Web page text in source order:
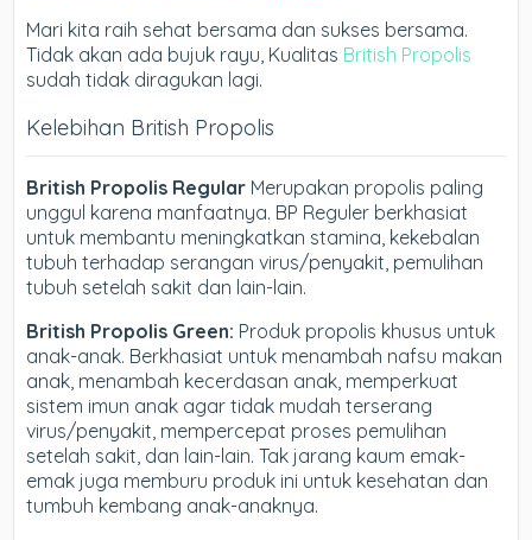
Mari kita raih sehat bersama dan sukses bersama.
Tidak akan ada bujuk rayu, Kualitas British Propolis
sudah tidak diragukan lagi.
Kelebihan British Propolis
British Propolis Regular Merupakan propolis paling
unggul karena manfaatnya. BP Reguler berkhasiat
untuk membantu meningkatkan stamina, kekebalan
tubuh terhadap serangan virus/penyakit, pemulihan
tubuh setelah sakit dan lain-lain.
British Propolis Green: Produk propolis khusus untuk
anak-anak. Berkhasiat untuk menambah nafsu makan
anak, menambah kecerdasan anak, memperkuat
sistem imun anak agar tidak mudah terserang
virus/penyakit, mempercepat proses pemulihan
setelah sakit, dan lain-lain. Tak jarang kaum emak-
emak juga memburu produk ini untuk kesehatan dan
tumbuh kembang anak-anaknya.